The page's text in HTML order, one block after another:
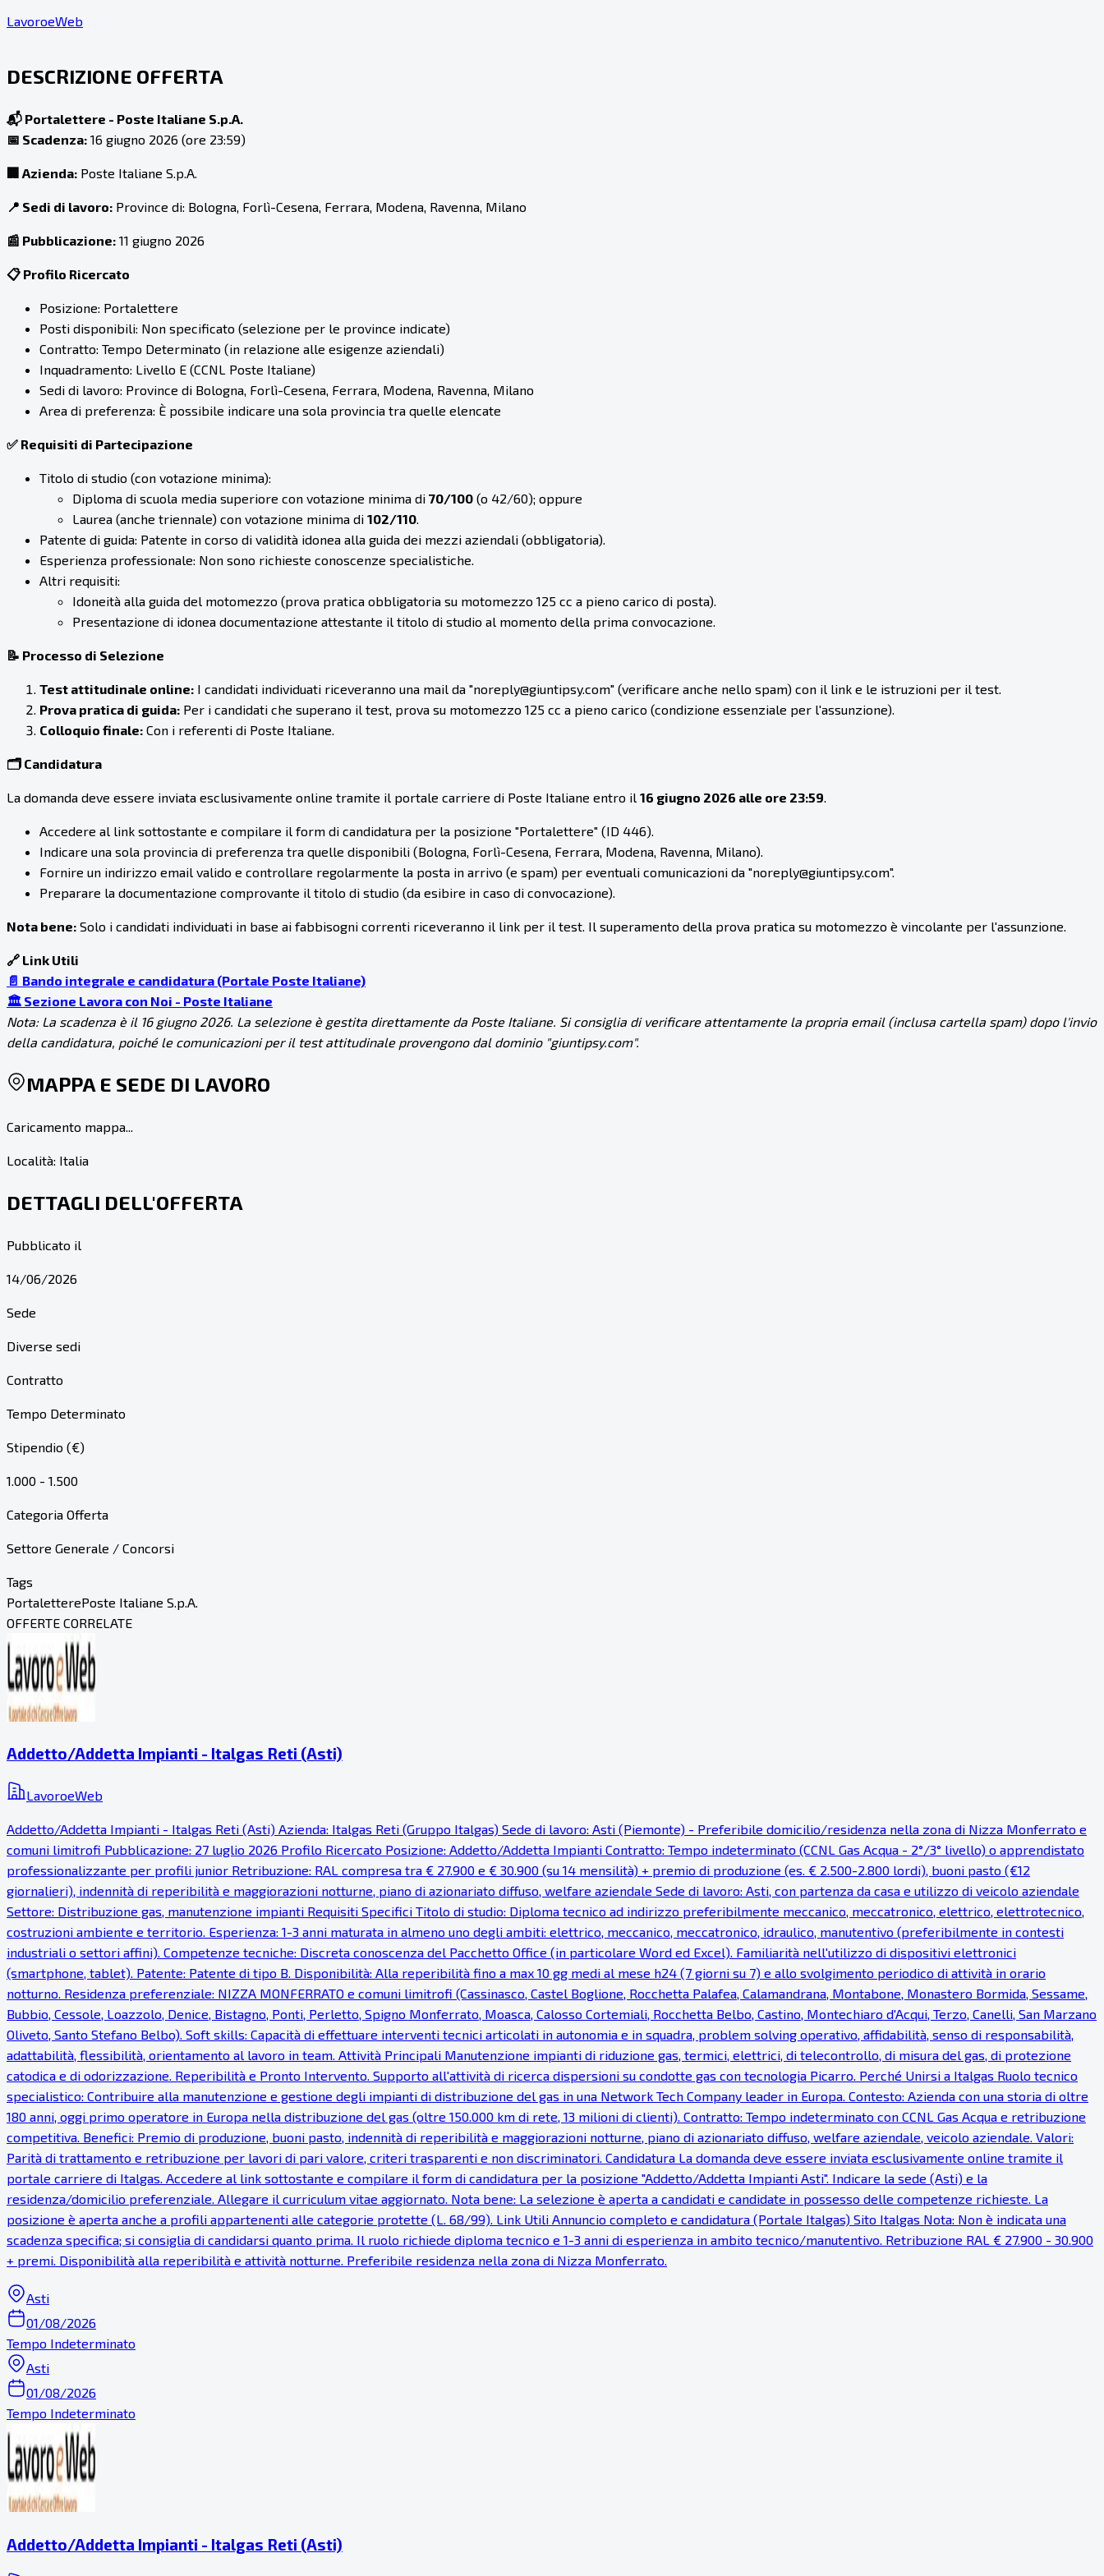
LavoroeWeb
DESCRIZIONE OFFERTA
📬 Portalettere - Poste Italiane S.p.A.
📅 Scadenza: 16 giugno 2026 (ore 23:59)
🏢 Azienda: Poste Italiane S.p.A.
📍 Sedi di lavoro: Province di: Bologna, Forlì-Cesena, Ferrara, Modena, Ravenna, Milano
📰 Pubblicazione: 11 giugno 2026
📋 Profilo Ricercato
Posizione: Portalettere
Posti disponibili: Non specificato (selezione per le province indicate)
Contratto: Tempo Determinato (in relazione alle esigenze aziendali)
Inquadramento: Livello E (CCNL Poste Italiane)
Sedi di lavoro: Province di Bologna, Forlì-Cesena, Ferrara, Modena, Ravenna, Milano
Area di preferenza: È possibile indicare una sola provincia tra quelle elencate
✅ Requisiti di Partecipazione
Titolo di studio (con votazione minima):
Diploma di scuola media superiore con votazione minima di 70/100 (o 42/60); oppure
Laurea (anche triennale) con votazione minima di 102/110.
Patente di guida: Patente in corso di validità idonea alla guida dei mezzi aziendali (obbligatoria).
Esperienza professionale: Non sono richieste conoscenze specialistiche.
Altri requisiti:
Idoneità alla guida del motomezzo (prova pratica obbligatoria su motomezzo 125 cc a pieno carico di posta).
Presentazione di idonea documentazione attestante il titolo di studio al momento della prima convocazione.
📝 Processo di Selezione
Test attitudinale online: I candidati individuati riceveranno una mail da "noreply@giuntipsy.com" (verificare anche nello spam) con il link e le istruzioni per il test.
Prova pratica di guida: Per i candidati che superano il test, prova su motomezzo 125 cc a pieno carico (condizione essenziale per l'assunzione).
Colloquio finale: Con i referenti di Poste Italiane.
🗂️ Candidatura
La domanda deve essere inviata esclusivamente online tramite il portale carriere di Poste Italiane entro il 16 giugno 2026 alle ore 23:59.
Accedere al link sottostante e compilare il form di candidatura per la posizione "Portalettere" (ID 446).
Indicare una sola provincia di preferenza tra quelle disponibili (Bologna, Forlì-Cesena, Ferrara, Modena, Ravenna, Milano).
Fornire un indirizzo email valido e controllare regolarmente la posta in arrivo (e spam) per eventuali comunicazioni da "noreply@giuntipsy.com".
Preparare la documentazione comprovante il titolo di studio (da esibire in caso di convocazione).
Nota bene: Solo i candidati individuati in base ai fabbisogni correnti riceveranno il link per il test. Il superamento della prova pratica su motomezzo è vincolante per l'assunzione.
🔗 Link Utili
📄 Bando integrale e candidatura (Portale Poste Italiane)
🏛️ Sezione Lavora con Noi - Poste Italiane
Nota: La scadenza è il 16 giugno 2026. La selezione è gestita direttamente da Poste Italiane. Si consiglia di verificare attentamente la propria email (inclusa cartella spam) dopo l'invio
della candidatura, poiché le comunicazioni per il test attitudinale provengono dal dominio "giuntipsy.com".
MAPPA E SEDE DI LAVORO
Caricamento mappa...
Località: Italia
DETTAGLI DELL'OFFERTA
Pubblicato il
14/06/2026
Sede
Diverse sedi
Contratto
Tempo Determinato
Stipendio (€)
1.000 - 1.500
Categoria Offerta
Settore Generale / Concorsi
Tags
PortaletterePoste Italiane S.p.A.
OFFERTE CORRELATE
Addetto/Addetta Impianti - Italgas Reti (Asti)
LavoroeWeb
Addetto/Addetta Impianti - Italgas Reti (Asti) Azienda: Italgas Reti (Gruppo Italgas) Sede di lavoro: Asti (Piemonte) - Preferibile domicilio/residenza nella zona di Nizza Monferrato e
comuni limitrofi Pubblicazione: 27 luglio 2026 Profilo Ricercato Posizione: Addetto/Addetta Impianti Contratto: Tempo indeterminato (CCNL Gas Acqua - 2°/3° livello) o apprendistato
professionalizzante per profili junior Retribuzione: RAL compresa tra € 27.900 e € 30.900 (su 14 mensilità) + premio di produzione (es. € 2.500-2.800 lordi), buoni pasto (€12
giornalieri), indennità di reperibilità e maggiorazioni notturne, piano di azionariato diffuso, welfare aziendale Sede di lavoro: Asti, con partenza da casa e utilizzo di veicolo aziendale
Settore: Distribuzione gas, manutenzione impianti Requisiti Specifici Titolo di studio: Diploma tecnico ad indirizzo preferibilmente meccanico, meccatronico, elettrico, elettrotecnico,
costruzioni ambiente e territorio. Esperienza: 1-3 anni maturata in almeno uno degli ambiti: elettrico, meccanico, meccatronico, idraulico, manutentivo (preferibilmente in contesti
industriali o settori affini). Competenze tecniche: Discreta conoscenza del Pacchetto Office (in particolare Word ed Excel). Familiarità nell'utilizzo di dispositivi elettronici
(smartphone, tablet). Patente: Patente di tipo B. Disponibilità: Alla reperibilità fino a max 10 gg medi al mese h24 (7 giorni su 7) e allo svolgimento periodico di attività in orario
notturno. Residenza preferenziale: NIZZA MONFERRATO e comuni limitrofi (Cassinasco, Castel Boglione, Rocchetta Palafea, Calamandrana, Montabone, Monastero Bormida, Sessame,
Bubbio, Cessole, Loazzolo, Denice, Bistagno, Ponti, Perletto, Spigno Monferrato, Moasca, Calosso Cortemiali, Rocchetta Belbo, Castino, Montechiaro d'Acqui, Terzo, Canelli, San Marzano
Oliveto, Santo Stefano Belbo). Soft skills: Capacità di effettuare interventi tecnici articolati in autonomia e in squadra, problem solving operativo, affidabilità, senso di responsabilità,
adattabilità, flessibilità, orientamento al lavoro in team. Attività Principali Manutenzione impianti di riduzione gas, termici, elettrici, di telecontrollo, di misura del gas, di protezione
catodica e di odorizzazione. Reperibilità e Pronto Intervento. Supporto all'attività di ricerca dispersioni su condotte gas con tecnologia Picarro. Perché Unirsi a Italgas Ruolo tecnico
specialistico: Contribuire alla manutenzione e gestione degli impianti di distribuzione del gas in una Network Tech Company leader in Europa. Contesto: Azienda con una storia di oltre
180 anni, oggi primo operatore in Europa nella distribuzione del gas (oltre 150.000 km di rete, 13 milioni di clienti). Contratto: Tempo indeterminato con CCNL Gas Acqua e retribuzione
competitiva. Benefici: Premio di produzione, buoni pasto, indennità di reperibilità e maggiorazioni notturne, piano di azionariato diffuso, welfare aziendale, veicolo aziendale. Valori:
Parità di trattamento e retribuzione per lavori di pari valore, criteri trasparenti e non discriminatori. Candidatura La domanda deve essere inviata esclusivamente online tramite il
portale carriere di Italgas. Accedere al link sottostante e compilare il form di candidatura per la posizione "Addetto/Addetta Impianti Asti". Indicare la sede (Asti) e la
residenza/domicilio preferenziale. Allegare il curriculum vitae aggiornato. Nota bene: La selezione è aperta a candidati e candidate in possesso delle competenze richieste. La
posizione è aperta anche a profili appartenenti alle categorie protette (L. 68/99). Link Utili Annuncio completo e candidatura (Portale Italgas) Sito Italgas Nota: Non è indicata una
scadenza specifica; si consiglia di candidarsi quanto prima. Il ruolo richiede diploma tecnico e 1-3 anni di esperienza in ambito tecnico/manutentivo. Retribuzione RAL € 27.900 - 30.900
+ premi. Disponibilità alla reperibilità e attività notturne. Preferibile residenza nella zona di Nizza Monferrato.
Asti
01/08/2026
Tempo Indeterminato
Asti
01/08/2026
Tempo Indeterminato
Addetto/Addetta Impianti - Italgas Reti (Asti)